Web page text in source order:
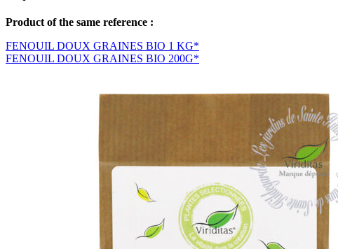
Product of the same reference :
FENOUIL DOUX GRAINES BIO 1 KG*
FENOUIL DOUX GRAINES BIO 200G*